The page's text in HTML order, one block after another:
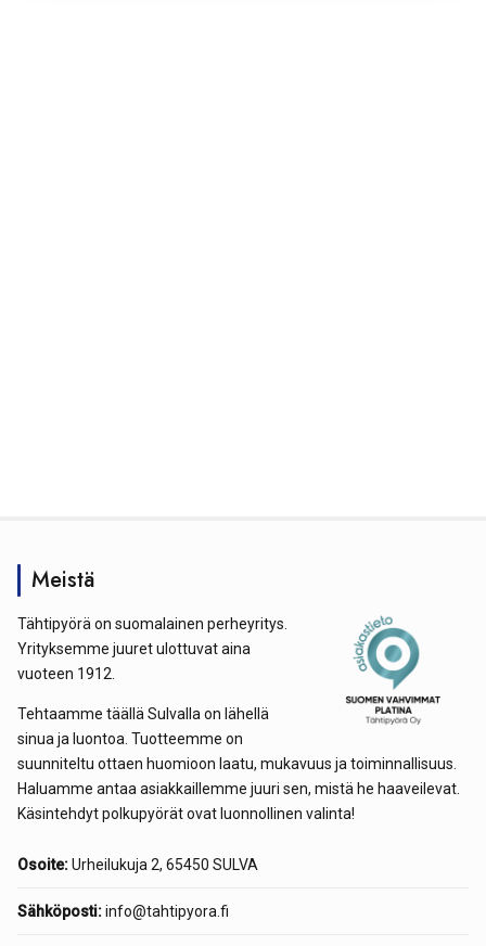
Meistä
Tähtipyörä on suomalainen perheyritys.
Yrityksemme juuret ulottuvat aina
vuoteen 1912.
Tehtaamme täällä Sulvalla on lähellä
sinua ja luontoa. Tuotteemme on
suunniteltu ottaen huomioon laatu, mukavuus ja toiminnallisuus.
Haluamme antaa asiakkaillemme juuri sen, mistä he haaveilevat.
Käsintehdyt polkupyörät ovat luonnollinen valinta!
Osoite:Urheilukuja 2, 65450 SULVA
Sähköposti:info@tahtipyora.fi